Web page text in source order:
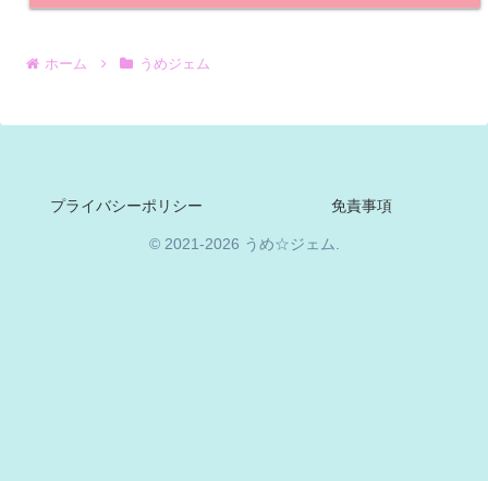
ホーム うめジェム
プライバシーポリシー 免責事項
© 2021-2026 うめ☆ジェム.